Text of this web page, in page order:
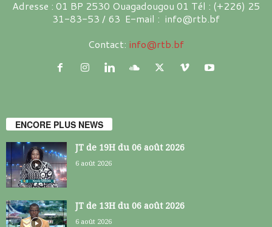
Adresse : 01 BP 2530 Ouagadougou 01 Tél : (+226) 25
31-83-53 / 63 E-mail : info@rtb.bf
Contact: info@rtb.bf
ENCORE PLUS NEWS
JT de 19H du 06 août 2026
6 août 2026
JT de 13H du 06 août 2026
6 août 2026